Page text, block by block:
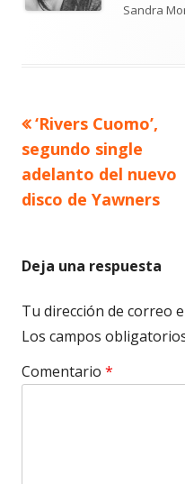
Sandra
Navegación
de
entradas
Artículo
anterior
‘Rivers Cuomo’,
segundo single
adelanto del nuevo
disco de Yawners
Deja una respuesta
Tu dirección de correo
Los campos
Comentario *